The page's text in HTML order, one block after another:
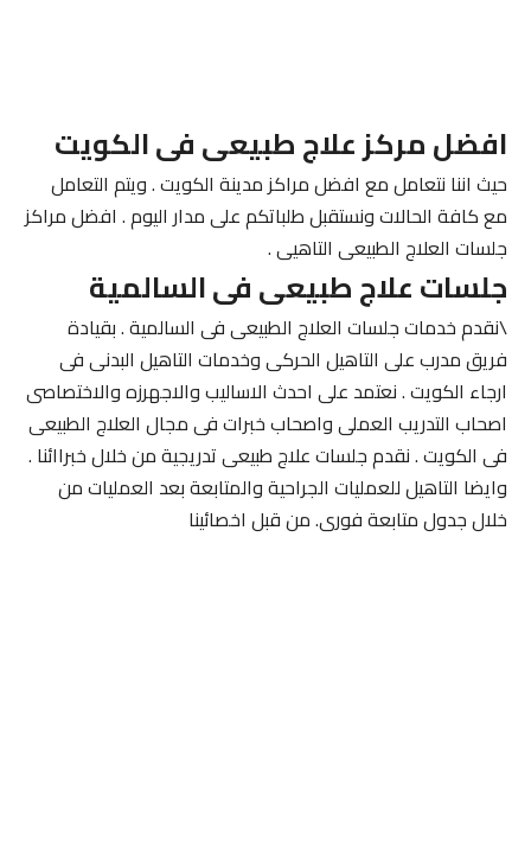
افضل مركز علاج طبيعى فى الكويت
حيث اننا نتعامل مع افضل مراكز مدينة الكويت . ويتم التعامل
مع كافة الحالات ونستقبل طلباتكم على مدار اليوم . افضل مراكز
جلسات العلاج الطبيعى التاهيى .
جلسات علاج طبيعى فى السالمية
\نقدم خدمات جلسات العلاج الطبيعى فى السالمية . بقيادة
فريق مدرب على التاهيل الحركى وخدمات التاهيل البدنى فى
ارجاء الكويت . نعتمد على احدث الاساليب والاجهرزه والاختصاصى
اصحاب التدريب العملى واصحاب خبرات فى مجال العلاج الطبيعى
فى الكويت . نقدم جلسات علاج طبيعى تدريجية من خلال خبراائنا .
وايضا التاهيل للعمليات الجراحية والمتابعة بعد العمليات من
خلال جدول متابعة فورى. من قبل اخصائينا